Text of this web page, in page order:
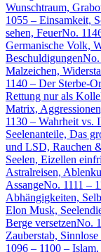
Wunschtraum,
1055 – Einsamkeit,
sehen, FeuerNo.
Germanische Volk,
BeschuldigungenNo.
Malzeichen,
1140 – Der Sterbe-
Rettung nur als
Matrix,
1130 – Wahrheit vs.
Seelenanteile, Das
und LSD, Rauchen
Seelen, Eizellen
Astralreisen,
AssangeNo. 1111 –
Abhängigkeiten,
Elon Musk,
Berge versetzenNo.
Zauberstab,
1096 – 1100 –